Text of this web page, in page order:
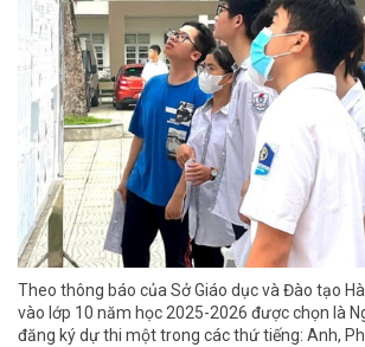
Theo thông báo của Sở Giáo dục và Đào tạo
vào lớp 10 năm học 2025-2026 được chọn là
đăng ký dự thi một trong các thứ tiếng: Anh,